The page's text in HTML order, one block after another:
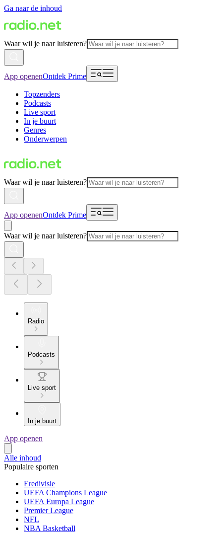
Ga naar de inhoud
Waar wil je naar luisteren?
App openenOntdek Prime
Topzenders
Podcasts
Live sport
In je buurt
Genres
Onderwerpen
Waar wil je naar luisteren?
App openenOntdek Prime
Waar wil je naar luisteren?
Radio
Podcasts
Live sport
In je buurt
App openen
Alle inhoud
Populaire sporten
Eredivisie
UEFA Champions League
UEFA Europa League
Premier League
NFL
NBA Basketball